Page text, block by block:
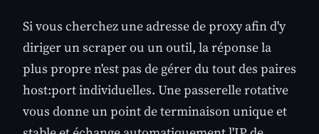
Si vous cherchez une adresse de proxy afin d'y
diriger un scraper ou un outil, la réponse la
plus propre n'est pas de gérer du tout des paires
host:port individuelles. Une passerelle rotative
vous donne un point de terminaison unique et